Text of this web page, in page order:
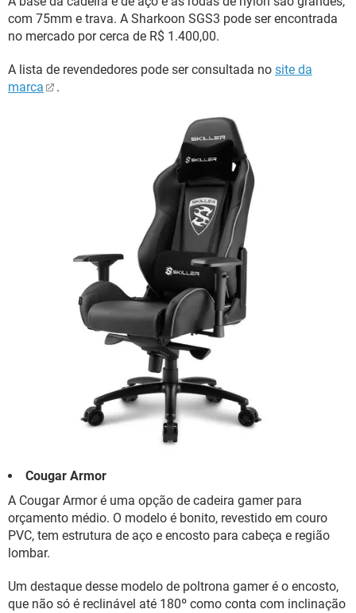
com 75mm e trava. A Sharkoon SGS3 pode ser encontrada
no mercado por cerca de R$ 1.400,00.
A lista de revendedores pode ser consultada no site da
marca
.
Cougar Armor
A Cougar Armor é uma opção de cadeira gamer para
orçamento médio. O modelo é bonito, revestido em couro
PVC, tem estrutura de aço e encosto para cabeça e região
lombar.
Um destaque desse modelo de poltrona gamer é o encosto,
que não só é reclinável até 180º como conta com inclinação